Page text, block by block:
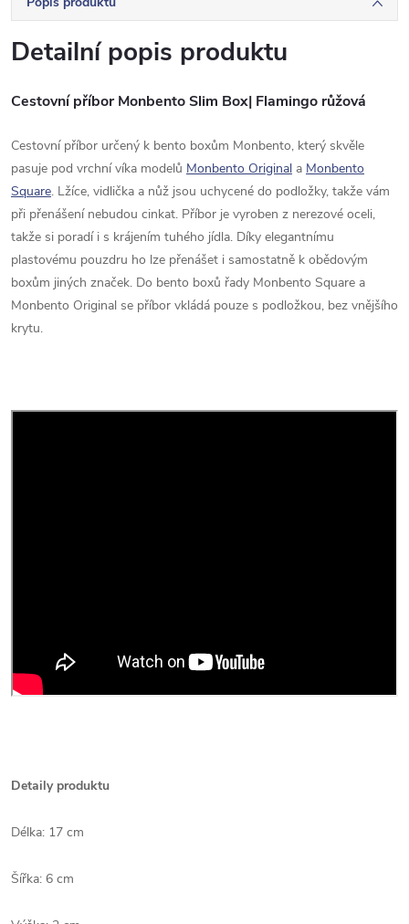
Detailní popis produktu
Cestovní příbor Monbento Slim Box| Flamingo růžová
Cestovní příbor určený k bento boxům Monbento, který skvěle
pasuje pod vrchní víka modelů Monbento Original a Monbento
Square. Lžíce, vidlička a nůž jsou uchycené do podložky, takže vám
při přenášení nebudou cinkat. Příbor je vyroben z nerezové oceli,
takže si poradí i s krájením tuhého jídla. Díky elegantnímu
plastovému pouzdru ho lze přenášet i samostatně k obědovým
boxům jiných značek. Do bento boxů řady Monbento Square a
Monbento Original se příbor vkládá pouze s podložkou, bez vnějšího
krytu.
Detaily produktu
Délka: 17 cm
Šířka: 6 cm